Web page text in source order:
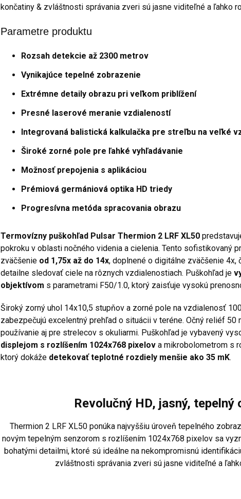
končatiny & zvláštnosti správania zveri sú jasne viditeľné a ľahko
Parametre produktu
Rozsah detekcie až 2300 metrov
Vynikajúce tepelné zobrazenie
Extrémne detaily obrazu pri veľkom priblížení
Presné laserové meranie vzdialeností
Integrovaná balistická kalkulačka pre streľbu na veľké
Široké zorné pole pre ľahké vyhľadávanie
Možnosť prepojenia s aplikáciou
Prémiová germániová optika HD triedy
Progresívna metóda spracovania obrazu
Termovízny puškohľad Pulsar Thermion 2 LRF XL50
pokroku v oblasti nočného videnia a cielenia. Tento sofistikovaný
zväčšenie od 1,75x až do 14x, doplnené o digitálne zväčšenie 4x,
detailne sledovať ciele na rôznych vzdialenostiach. Puškohľad je
objektívom s parametrami F50/1.0, ktorý zaisťuje vysokú
Široký zorný uhol 14x10,5 stupňov a zorné pole na vzdialenosť
zabezpečujú excelentný prehľad o situácii v teréne. Očný reliéf 50
používanie aj pre strelecov s okuliarmi. Puškohľad je vybavený
displejom s rozlíšením 1024x768 pixelov a mikrobolometrom s
ktorý dokáže detekovať teplotné rozdiely menšie ako 35 mK.
Revolučný HD, jasný, tepelný
Thermion 2 LRF XL50 ponúka najvyššiu úroveň tepelného
novým tepelným senzorom s rozlíšením 1024x768 pixelov sa
bohatými detailmi, ktoré sú ideálne na nekompromisnú
zvláštnosti správania zveri sú jasne viditeľné a